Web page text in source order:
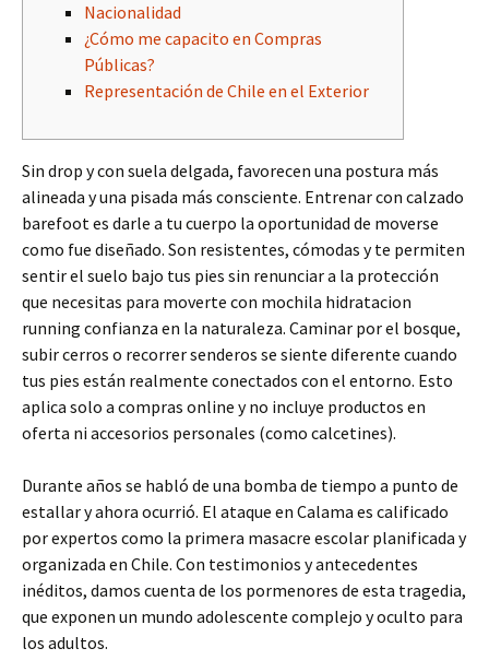
Nacionalidad
¿Cómo me capacito en Compras
Públicas?
Representación de Chile en el Exterior
Sin drop y con suela delgada, favorecen una postura más
alineada y una pisada más consciente. Entrenar con calzado
barefoot es darle a tu cuerpo la oportunidad de moverse
como fue diseñado. Son resistentes, cómodas y te permiten
sentir el suelo bajo tus pies sin renunciar a la protección
que necesitas para moverte con mochila hidratacion
running confianza en la naturaleza. Caminar por el bosque,
subir cerros o recorrer senderos se siente diferente cuando
tus pies están realmente conectados con el entorno. Esto
aplica solo a compras online y no incluye productos en
oferta ni accesorios personales (como calcetines).
Durante años se habló de una bomba de tiempo a punto de
estallar y ahora ocurrió. El ataque en Calama es calificado
por expertos como la primera masacre escolar planificada y
organizada en Chile. Con testimonios y antecedentes
inéditos, damos cuenta de los pormenores de esta tragedia,
que exponen un mundo adolescente complejo y oculto para
los adultos.